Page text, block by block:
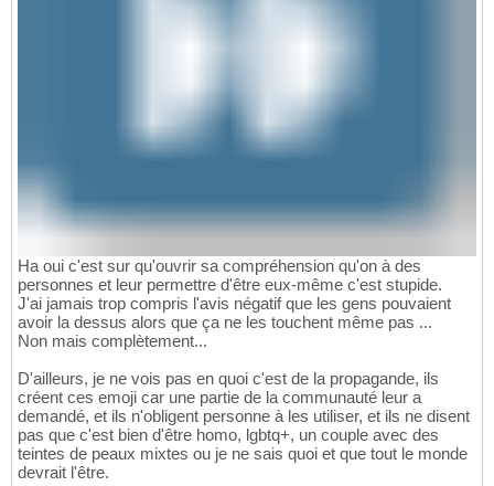
Ha oui c'est sur qu'ouvrir sa compréhension qu'on à des
personnes et leur permettre d'être eux-même c'est stupide.
J'ai jamais trop compris l'avis négatif que les gens pouvaient
avoir la dessus alors que ça ne les touchent même pas ...
Non mais complètement...
D'ailleurs, je ne vois pas en quoi c'est de la propagande, ils
créent ces emoji car une partie de la communauté leur a
demandé, et ils n'obligent personne à les utiliser, et ils ne disent
pas que c'est bien d'être homo, lgbtq+, un couple avec des
teintes de peaux mixtes ou je ne sais quoi et que tout le monde
devrait l'être.